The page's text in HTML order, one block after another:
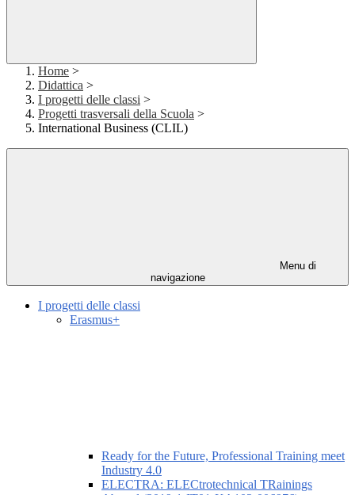
Home >
Didattica >
I progetti delle classi >
Progetti trasversali della Scuola >
International Business (CLIL)
Menu di
navigazione
I progetti delle classi
Erasmus+
Ready for the Future, Professional Training meet
Industry 4.0
ELECTRA: ELECtrotechnical TRainings